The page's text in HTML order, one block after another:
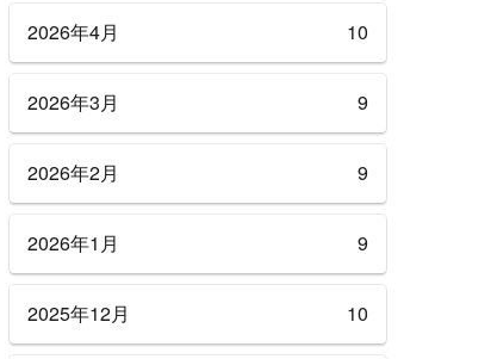
2026年4月 10
2026年3月 9
2026年2月 9
2026年1月 9
2025年12月 10